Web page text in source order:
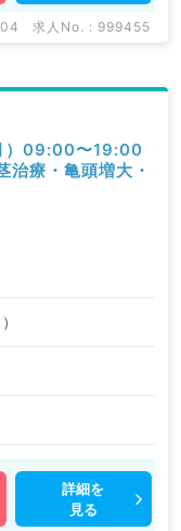
求人No. : 999455
）09:00〜19:00
療・亀頭増大・
詳細を
見る